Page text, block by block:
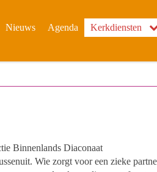
Nieuws Agenda Kerkdiensten
Binnenlands Diaconaat
Wie zorgt voor een zieke